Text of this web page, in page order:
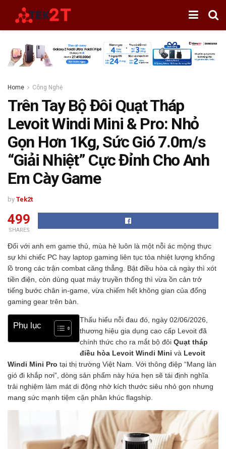
Home Công Nghệ
Trên Tay Bộ Đôi Quạt Tháp
Levoit Windi Mini & Pro: Nhỏ
Gọn Hơn 1Kg, Sức Gió 7.0m/s
“Giải Nhiệt” Cực Đỉnh Cho Anh
Em Cày Game
by Tek2t
499
SHARES
Đối với anh em game thủ, mùa hè luôn là một nỗi ác mộng thực
sự khi chiếc PC hay laptop gaming liên tục tỏa nhiệt lượng khổng
lồ trong các trận combat căng thẳng. Bật điều hòa cả ngày thì xót
tiền điện, còn dùng quạt máy truyền thống thì vừa ồn cản trở
tiếng bước chân in-game, vừa chiếm hết không gian của đống
gaming gear trên bàn.
Phụ lục
Thấu hiểu nỗi đau đó, ngày 02/06/2026,
thương hiệu gia dụng cao cấp Levoit đã
chính thức cho ra mắt bộ đôi Quạt tháp
điều hòa Levoit Windi Mini và Levoit
Windi Mini Pro tại thị trường Việt Nam. Với thông điệp “Mang làn
gió đi khắp nơi”, dòng sản phẩm này hứa hẹn sẽ tái định nghĩa
trải nghiệm làm mát di động nhờ kích thước siêu nhỏ gọn nhưng
mang sức mạnh tiệm cận phân khúc flagship.